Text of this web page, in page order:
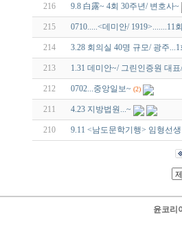
216 9.8 白露~ 4회 30주년/ 변호사~
215 0710.....<데미안/ 1919>.......11
214 3.28 회의실 40명 규모/ 광주...1
213 1.31 데미안~/ 그린인증원 대표
212 0702...중앙일보~ (2)
211 4.23 지방법원...~
210 9.11 <남도문학기행> 임형선
윤코리